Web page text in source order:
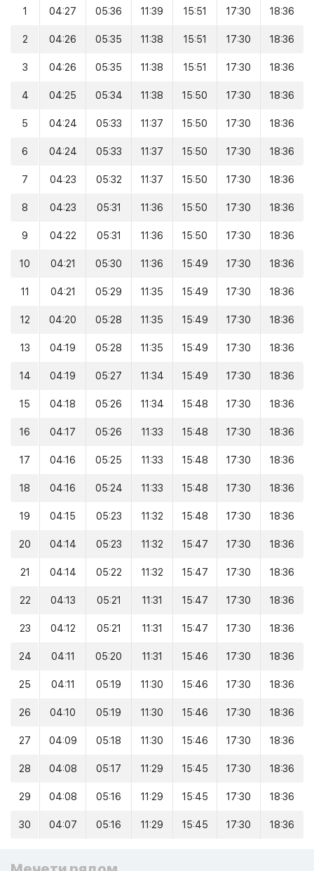
1 04:27 05:36 11:39 15:51 17:30 18:36
2 04:26 05:35 11:38 15:51 17:30 18:36
3 04:26 05:35 11:38 15:51 17:30 18:36
4 04:25 05:34 11:38 15:50 17:30 18:36
5 04:24 05:33 11:37 15:50 17:30 18:36
6 04:24 05:33 11:37 15:50 17:30 18:36
7 04:23 05:32 11:37 15:50 17:30 18:36
8 04:23 05:31 11:36 15:50 17:30 18:36
9 04:22 05:31 11:36 15:50 17:30 18:36
10 04:21 05:30 11:36 15:49 17:30 18:36
11 04:21 05:29 11:35 15:49 17:30 18:36
12 04:20 05:28 11:35 15:49 17:30 18:36
13 04:19 05:28 11:35 15:49 17:30 18:36
14 04:19 05:27 11:34 15:49 17:30 18:36
15 04:18 05:26 11:34 15:48 17:30 18:36
16 04:17 05:26 11:33 15:48 17:30 18:36
17 04:16 05:25 11:33 15:48 17:30 18:36
18 04:16 05:24 11:33 15:48 17:30 18:36
19 04:15 05:23 11:32 15:48 17:30 18:36
20 04:14 05:23 11:32 15:47 17:30 18:36
21 04:14 05:22 11:32 15:47 17:30 18:36
22 04:13 05:21 11:31 15:47 17:30 18:36
23 04:12 05:21 11:31 15:47 17:30 18:36
24 04:11 05:20 11:31 15:46 17:30 18:36
25 04:11 05:19 11:30 15:46 17:30 18:36
26 04:10 05:19 11:30 15:46 17:30 18:36
27 04:09 05:18 11:30 15:46 17:30 18:36
28 04:08 05:17 11:29 15:45 17:30 18:36
29 04:08 05:16 11:29 15:45 17:30 18:36
30 04:07 05:16 11:29 15:45 17:30 18:36